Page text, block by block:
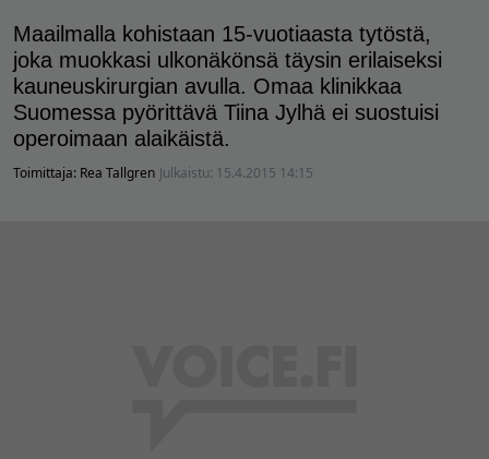
Maailmalla kohistaan 15-vuotiaasta tytöstä,
joka muokkasi ulkonäkönsä täysin erilaiseksi
kauneuskirurgian avulla. Omaa klinikkaa
Suomessa pyörittävä Tiina Jylhä ei suostuisi
operoimaan alaikäistä.
Toimittaja: Rea Tallgren Julkaistu: 15.4.2015 14:15